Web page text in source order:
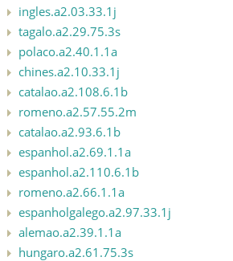
ingles.a2.03.33.1j
tagalo.a2.29.75.3s
polaco.a2.40.1.1a
chines.a2.10.33.1j
catalao.a2.108.6.1b
romeno.a2.57.55.2m
catalao.a2.93.6.1b
espanhol.a2.69.1.1a
espanhol.a2.110.6.1b
romeno.a2.66.1.1a
espanholgalego.a2.97.33.1j
alemao.a2.39.1.1a
hungaro.a2.61.75.3s